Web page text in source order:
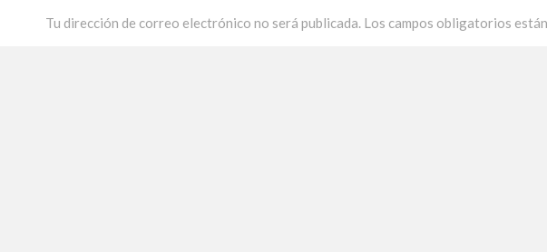
Tu dirección de correo electrónico no será publicada. Los campos obligatorios